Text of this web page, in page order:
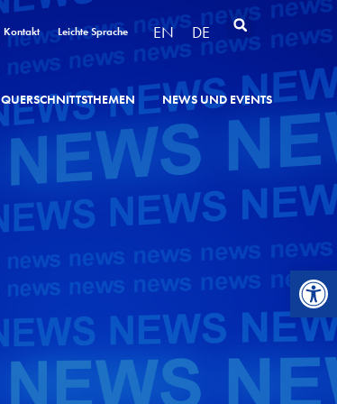
Kontakt Leichte Sprache EN DE
QUERSCHNITTSTHEMEN NEWS UND EVENTS